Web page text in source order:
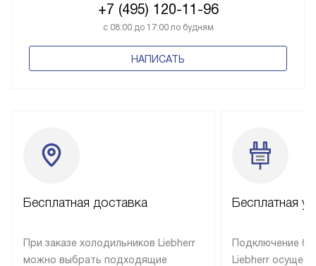
+7 (495) 120-11-96
с 08:00 до 17:00 по будням
НАПИСАТЬ
Бесплатная доставка
При заказе холодильников Liebherr
можно выбрать подходящие
Бесплатная
Подключение
Liebherr